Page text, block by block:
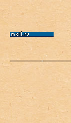
Нижний